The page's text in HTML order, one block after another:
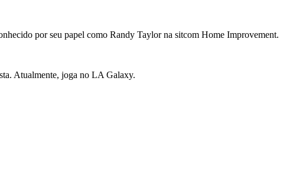
por seu papel como Randy Taylor na sitcom Home Improvement.
Atualmente, joga no LA Galaxy.